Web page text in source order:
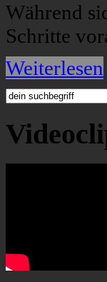
Während
Schritte
Weiterlesen